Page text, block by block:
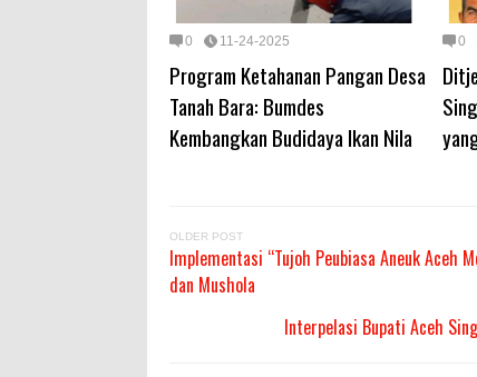
0 11-24-2025
Program Ketahanan Pangan Desa
Tanah Bara: Bumdes
Kembangkan Budidaya Ikan Nila
0
OLDER POST
Implementasi “Tujoh Peubiasa Aneuk Aceh
dan Mushola
Interpelasi Bupati Aceh